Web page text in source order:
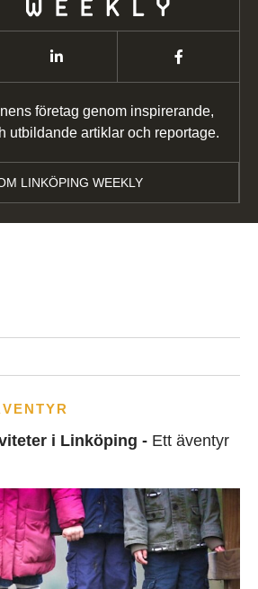
företag genom inspirerande,
utbildande artiklar och reportage.
LINKÖPING WEEKLY
i Linköping - Ett äventyr